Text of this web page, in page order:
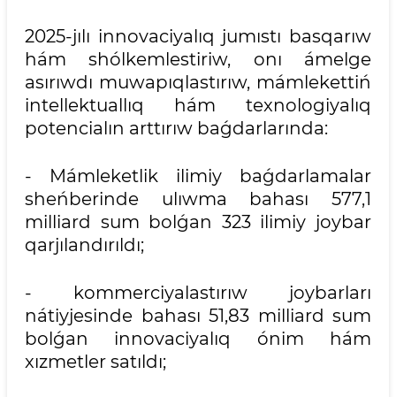
2025-jılı innovaciyalıq jumıstı basqarıw
hám shólkemlestiriw, onı ámelge
asırıwdı muwapıqlastırıw, mámlekettiń
intellektuallıq hám texnologiyalıq
potencialın arttırıw baǵdarlarında:
- Mámleketlik ilimiy baǵdarlamalar
sheńberinde ulıwma bahası 577,1
milliard sum bolǵan 323 ilimiy joybar
qarjılandırıldı;
- kommerciyalastırıw joybarları
nátiyjesinde bahası 51,83 milliard sum
bolǵan innovaciyalıq ónim hám
xızmetler satıldı;